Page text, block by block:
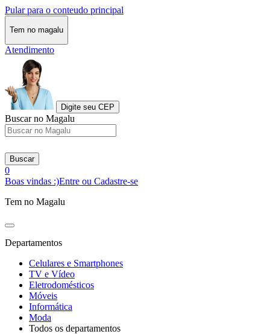
Pular para o conteudo principal
Tem no magalu
Atendimento
Digite seu CEP
Buscar no Magalu
Buscar
0
Boas vindas :)Entre ou Cadastre-se
Tem no Magalu
Departamentos
Celulares e Smartphones
TV e Vídeo
Eletrodomésticos
Móveis
Informática
Moda
Todos os departamentos